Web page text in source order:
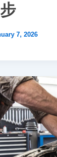
7, 2026